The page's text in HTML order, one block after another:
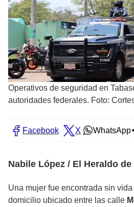
Operativos de seguridad en
autoridades federales. Foto:
Facebook X WhatsApp
Nabile López / El Heraldo de
Una mujer fue encontrada sin
domicilio ubicado entre las calle